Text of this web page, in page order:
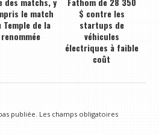
le match
Temple de la
renommée
$ contre les
startups de
véhicules
électriques à faible
coût
publiée. Les champs obligatoires